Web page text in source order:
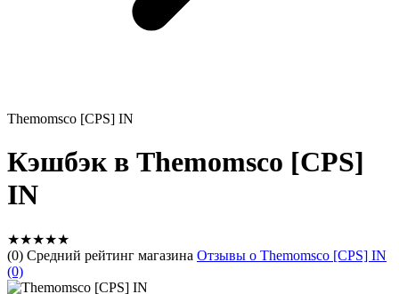
Themomsco [CPS] IN
Кэшбэк в Themomsco [CPS]
IN
★★★★★
(0) Средний рейтинг магазина Отзывы о Themomsco [CPS] IN
(0)